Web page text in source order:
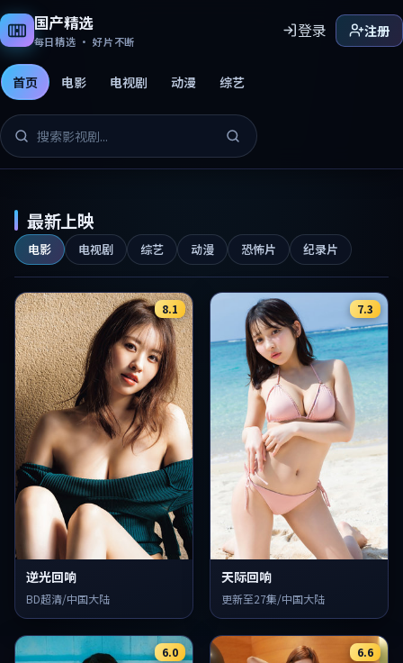
国产精选
每日精选 · 好片不断
首页 电影 电视剧 动漫 综艺
登录 注册
国产精选免费影片
最新上映
电影 电视剧 综艺 动漫 恐怖片 纪录片
8.1
逆光回响
BD超清/中国大陆
7.3
天际回响
更新至27集/中国大陆
6.0 6.6